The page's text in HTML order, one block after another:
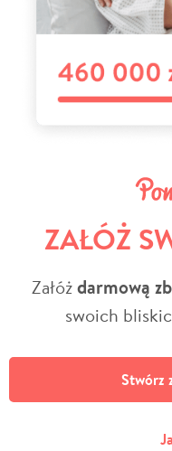
ZAŁÓŻ
Załóżdarmową
swoich
Stwórz